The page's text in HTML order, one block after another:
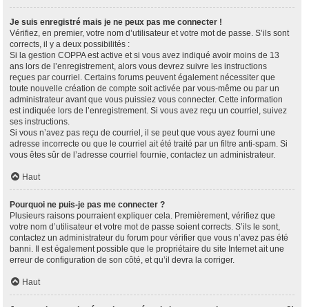
Je suis enregistré mais je ne peux pas me connecter !
Vérifiez, en premier, votre nom d’utilisateur et votre mot de passe. S’ils sont
corrects, il y a deux possibilités :
Si la gestion COPPA est active et si vous avez indiqué avoir moins de 13
ans lors de l’enregistrement, alors vous devrez suivre les instructions
reçues par courriel. Certains forums peuvent également nécessiter que
toute nouvelle création de compte soit activée par vous-même ou par un
administrateur avant que vous puissiez vous connecter. Cette information
est indiquée lors de l’enregistrement. Si vous avez reçu un courriel, suivez
ses instructions.
Si vous n’avez pas reçu de courriel, il se peut que vous ayez fourni une
adresse incorrecte ou que le courriel ait été traité par un filtre anti-spam. Si
vous êtes sûr de l’adresse courriel fournie, contactez un administrateur.
Haut
Pourquoi ne puis-je pas me connecter ?
Plusieurs raisons pourraient expliquer cela. Premièrement, vérifiez que
votre nom d’utilisateur et votre mot de passe soient corrects. S’ils le sont,
contactez un administrateur du forum pour vérifier que vous n’avez pas été
banni. Il est également possible que le propriétaire du site Internet ait une
erreur de configuration de son côté, et qu’il devra la corriger.
Haut